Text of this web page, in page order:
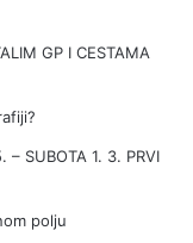
GP I CESTAMA
– SUBOTA 1. 3. PRVI
polju